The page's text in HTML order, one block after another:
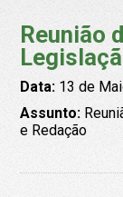
Reunião
Data:13 de
Assunto:
e Redação